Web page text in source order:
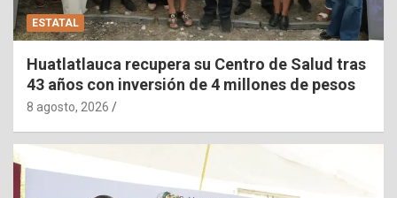
ESTATAL
Huatlatlauca recupera su Centro de Salud tras
43 años con inversión de 4 millones de pesos
8 agosto, 2026